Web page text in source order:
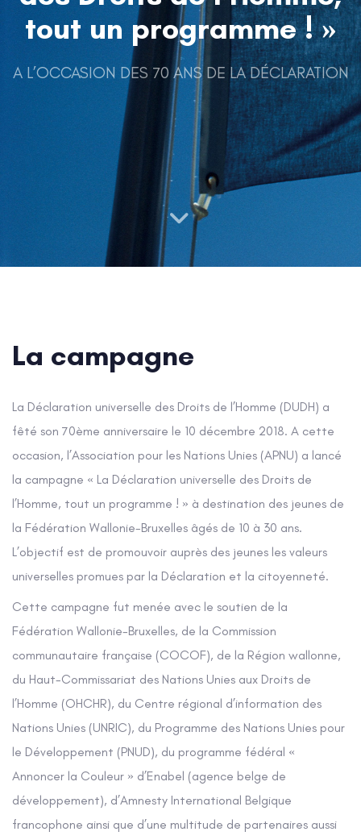
tout un programme ! »
A L’OCCASION DES 70 ANS DE LA DÉCLARATION
La campagne
La Déclaration universelle des Droits de l’Homme (DUDH) a
fêté son 70ème anniversaire le 10 décembre 2018. A cette
occasion, l’Association pour les Nations Unies (APNU) a lancé
la campagne « La Déclaration universelle des Droits de
l’Homme, tout un programme ! » à destination des jeunes de
la Fédération Wallonie-Bruxelles âgés de 10 à 30 ans.
L’objectif est de promouvoir auprès des jeunes les valeurs
universelles promues par la Déclaration et la citoyenneté.
Cette campagne fut menée avec le soutien de la
Fédération Wallonie-Bruxelles, de la Commission
communautaire française (COCOF), de la Région wallonne,
du Haut-Commissariat des Nations Unies aux Droits de
l’Homme (OHCHR), du Centre régional d’information des
Nations Unies (UNRIC), du Programme des Nations Unies pour
le Développement (PNUD), du programme fédéral «
Annoncer la Couleur » d’Enabel (agence belge de
développement), d’Amnesty International Belgique
francophone ainsi que d’une multitude de partenaires aussi